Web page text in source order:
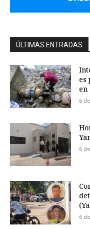
ÚLTIMAS ENTRADAS
es
en
6
6
6